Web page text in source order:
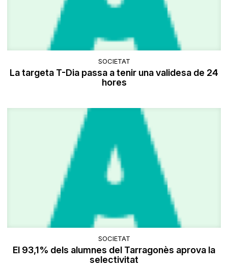
SOCIETAT
La targeta T-Dia passa a tenir una validesa de 24
hores
SOCIETAT
El 93,1% dels alumnes del Tarragonès aprova la
selectivitat